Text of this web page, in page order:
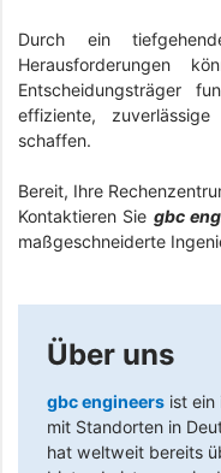
Durch ein
Herausforderungen
Entscheidungsträger
effiziente,
schaffen.
Bereit, Ihre
Kontaktieren Sie gbc
maßgeschneiderte
Über uns
gbc engineers ist ein
mit Standorten in
hat weltweit bereits